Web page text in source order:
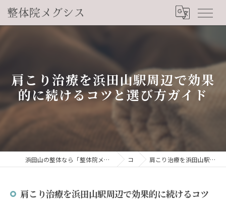
肩こり治療を浜田山駅周辺で効果
的に続けるコツと選び方ガイド
浜田山の整体なら「整体院メグシス」肩こり・腰痛・自律神経の悩みを睡眠から改善 コラム 肩こり治療を浜田山駅周辺で効果的に続けるコツと選び方ガイド
肩こり治療を浜田山駅周辺で効果的に続けるコツ